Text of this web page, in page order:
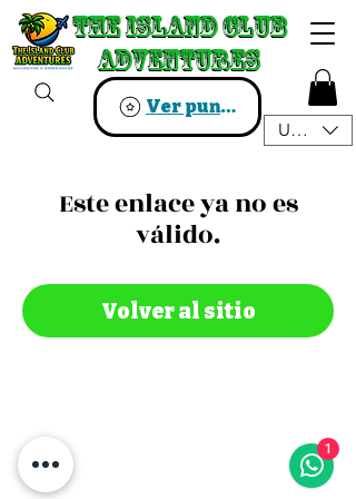
The Island Club
Adventures
The Island Club
Adventures
Ver puntos
USD ($)
Este enlace ya no es
válido.
Volver al sitio
1